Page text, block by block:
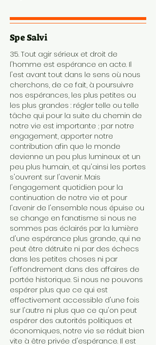
Spe Salvi
35. Tout agir sérieux et droit de
l'homme est espérance en acte. Il
l'est avant tout dans le sens où nous
cherchons, de ce fait, à poursuivre
nos espérances, les plus petites ou
les plus grandes : régler telle ou telle
tâche qui pour la suite du chemin de
notre vie est importante ; par notre
engagement, apporter notre
contribution afin que le monde
devienne un peu plus lumineux et un
peu plus humain, et qu'ainsi les portes
s'ouvrent sur l'avenir. Mais
l'engagement quotidien pour la
continuation de notre vie et pour
l'avenir de l'ensemble nous épuise ou
se change en fanatisme si nous ne
sommes pas éclairés par la lumière
d'une espérance plus grande, qui ne
peut être détruite ni par des échecs
dans les petites choses ni par
l'effondrement dans des affaires de
portée historique. Si nous ne pouvons
espérer plus que ce qui est
effectivement accessible d'une fois
sur l'autre ni plus que ce qu'on peut
espérer des autorités politiques et
économiques, notre vie se réduit bien
vite à être privée d'espérance. Il est